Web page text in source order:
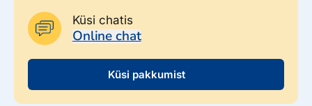
Küsi chatis
Online chat
Küsi pakkumist